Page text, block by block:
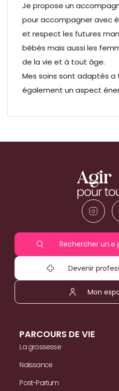
Je propose un
pour accompagner avec
et respect les futures
bébés mais aussi les
de la vie et à tout âge.
Mes soins sont adaptés a
également un aspect
Rechercher
Devenir
Mon
PARCOURS DE VIE
La grossesse
Naissance
Post-Partum